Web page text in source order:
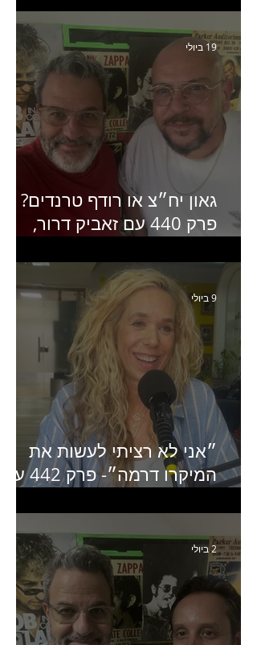
האחרון של קראנץ׳
גאון יח״צ או רודף טרנדים?
פרק 440 עם זאביק דרור,
ותקשורת
19 ביולי
״אני לא רציתי לעשות את
המיקרו דרמה״- פרק 442 עם
של יד2
9 ביולי
2 ביולי